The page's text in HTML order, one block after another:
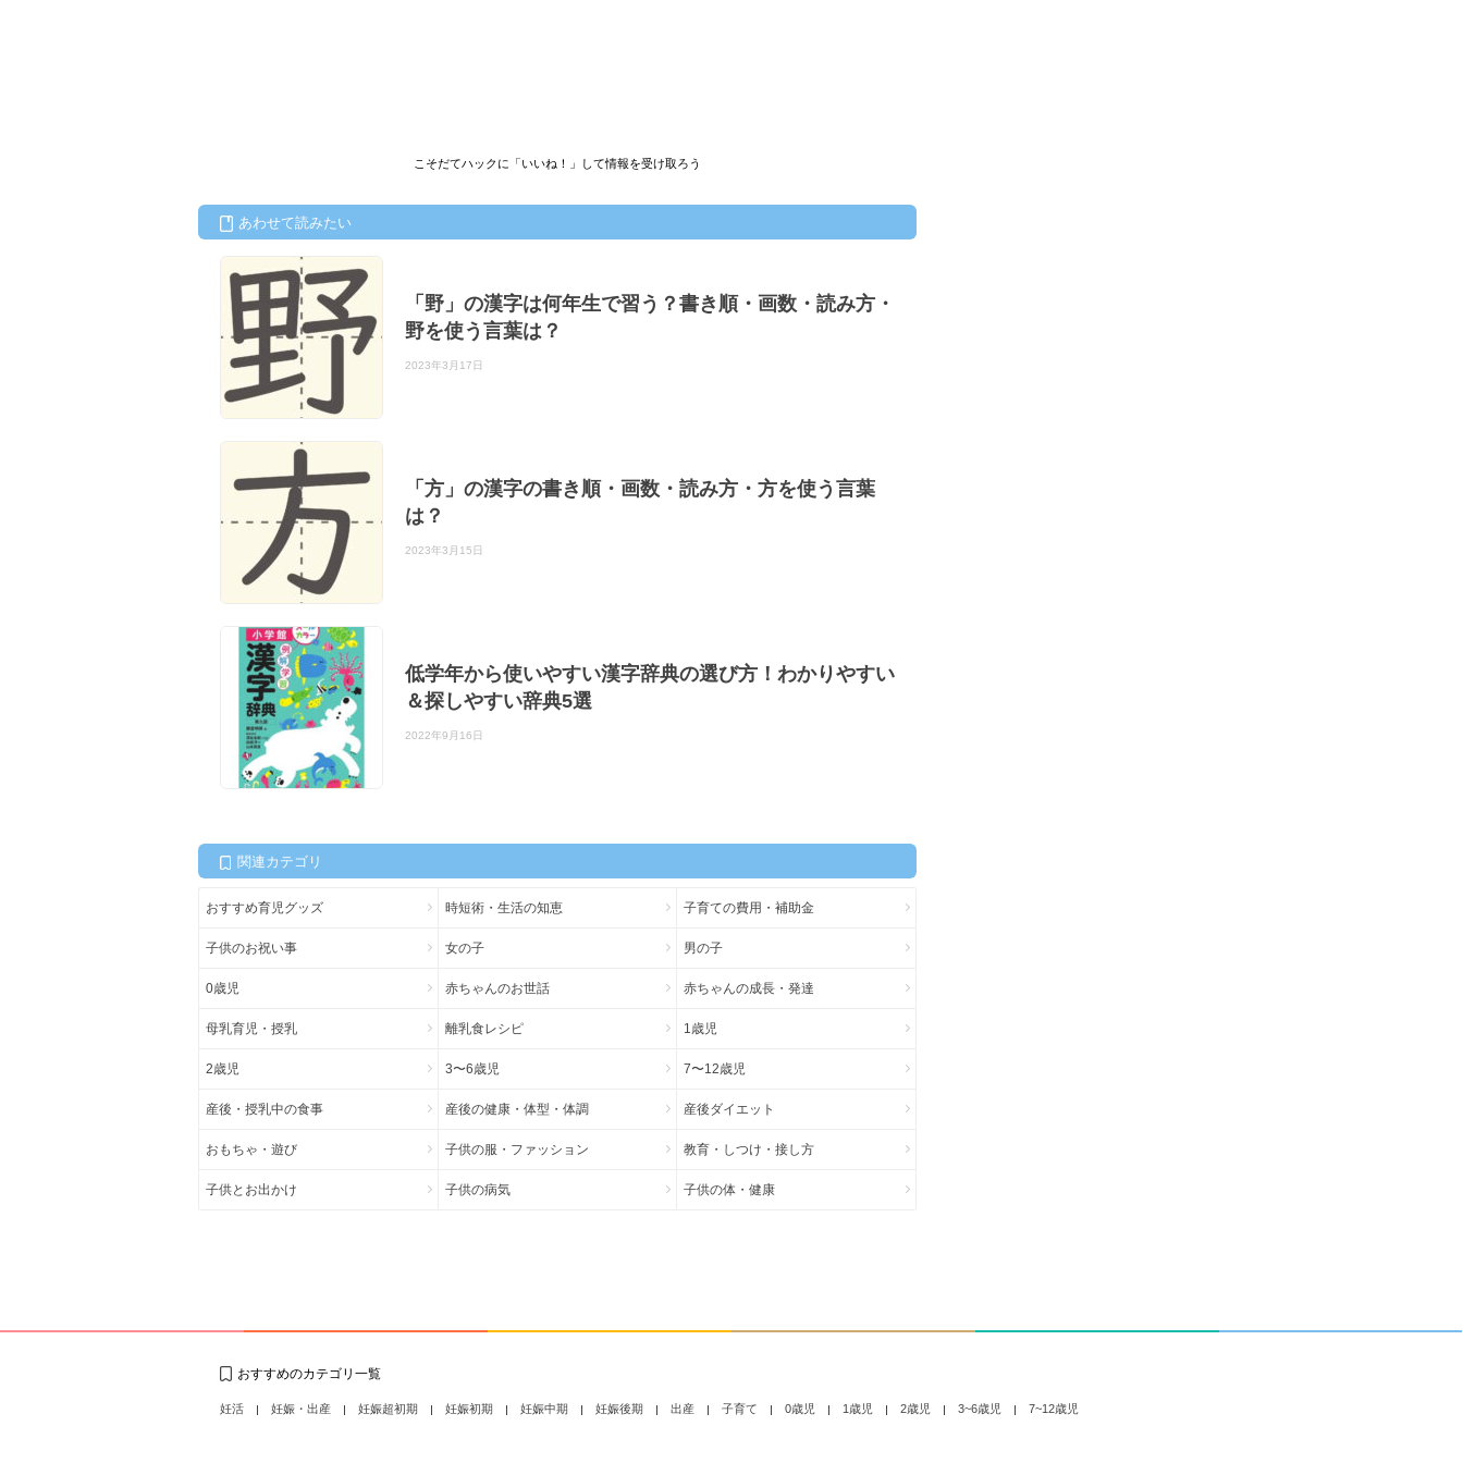
こそだてハックに「いいね！」して情報を受け取ろう
あわせて読みたい
「野」の漢字は何年生で習う？書き順・画数・読み方・
野を使う言葉は？
2023年3月17日
「方」の漢字の書き順・画数・読み方・方を使う言葉
は？
2023年3月15日
低学年から使いやすい漢字辞典の選び方！わかりやすい
＆探しやすい辞典5選
2022年9月16日
関連カテゴリ
おすすめ育児グッズ 時短術・生活の知恵 子育ての費用・補助金
子供のお祝い事 女の子 男の子
0歳児 赤ちゃんのお世話 赤ちゃんの成長・発達
母乳育児・授乳 離乳食レシピ 1歳児
2歳児 3〜6歳児 7〜12歳児
産後・授乳中の食事 産後の健康・体型・体調 産後ダイエット
おもちゃ・遊び 子供の服・ファッション 教育・しつけ・接し方
子供とお出かけ 子供の病気 子供の体・健康
おすすめのカテゴリ一覧
妊活 妊娠・出産 妊娠超初期 妊娠初期 妊娠中期 妊娠後期 出産 子育て 0歳児 1歳児 2歳児 3~6歳児 7~12歳児